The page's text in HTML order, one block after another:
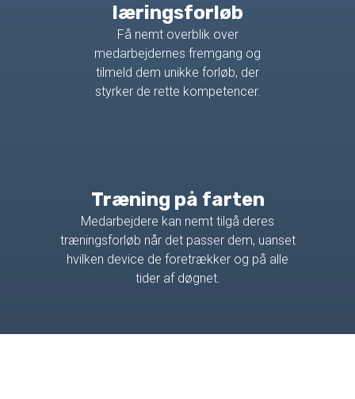
læringsforløb
Få nemt overblik over
medarbejdernes fremgang og
tilmeld dem unikke forløb, der
styrker de rette kompetencer.
Træning på farten
Medarbejdere kan nemt tilgå deres
træningsforløb når det passer dem, uanset
hvilken device de foretrækker og på alle
tider af døgnet.